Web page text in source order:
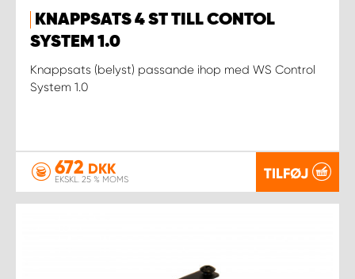
KNAPPSATS 4 ST TILL CONTOL
SYSTEM 1.0
Knappsats (belyst) passande ihop med WS Control
System 1.0
672 DKK
EKSKL. 25 % MOMS TILFØJ